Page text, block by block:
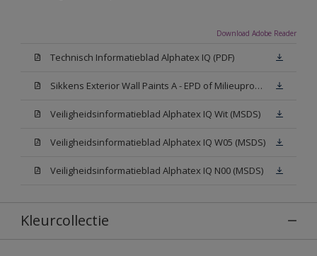
Download Adobe Reader
Technisch Informatieblad Alphatex IQ (PDF)
Sikkens Exterior Wall Paints A - EPD of Milieuproductverklaring
Veiligheidsinformatieblad Alphatex IQ Wit (MSDS)
Veiligheidsinformatieblad Alphatex IQ W05 (MSDS)
Veiligheidsinformatieblad Alphatex IQ N00 (MSDS)
Kleurcollectie